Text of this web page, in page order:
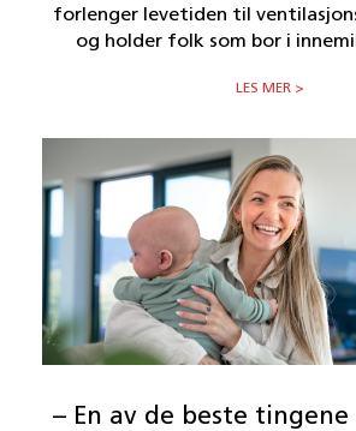
forlenger levetiden til
og holder folk som bor i
LES MER >
– En av de beste